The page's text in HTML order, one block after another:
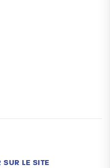
SUR LE SITE